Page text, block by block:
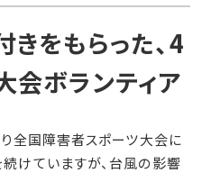
をもらった、4
会ボランティア
全国障害者スポーツ大会に
けていますが、台風の影響